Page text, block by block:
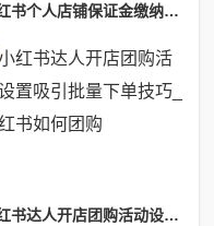
小红书个人店铺保证金缴纳流程详细步骤新手一看就会_小红书个人店铺保证金多少
小红书达人开店团购活动设置吸引批量下单技巧_小红书如何团购